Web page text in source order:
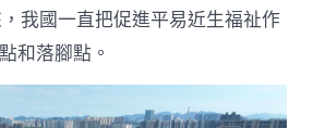
我國一直把促進平易近生福祉作
和落腳點。